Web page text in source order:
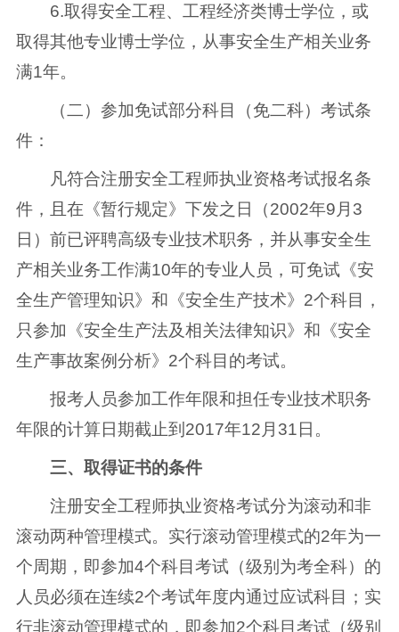
6.取得安全工程、工程经济类博士学位，或
取得其他专业博士学位，从事安全生产相关业务
满1年。
（二）参加免试部分科目（免二科）考试条
件：
凡符合注册安全工程师执业资格考试报名条
件，且在《暂行规定》下发之日（2002年9月3
日）前已评聘高级专业技术职务，并从事安全生
产相关业务工作满10年的专业人员，可免试《安
全生产管理知识》和《安全生产技术》2个科目，
只参加《安全生产法及相关法律知识》和《安全
生产事故案例分析》2个科目的考试。
报考人员参加工作年限和担任专业技术职务
年限的计算日期截止到2017年12月31日。
三、取得证书的条件
注册安全工程师执业资格考试分为滚动和非
滚动两种管理模式。实行滚动管理模式的2年为一
个周期，即参加4个科目考试（级别为考全科）的
人员必须在连续2个考试年度内通过应试科目；实
行非滚动管理模式的，即参加2个科目考试（级别